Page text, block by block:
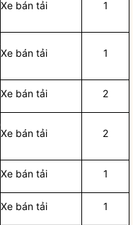
Xe bán tải 1
Xe bán tải 1
Xe bán tải 2
Xe bán tải 2
Xe bán tải 1
Xe bán tải 1